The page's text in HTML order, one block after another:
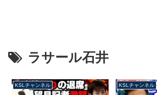
ラサール石井
KSLチャンネル KSLチャンネル